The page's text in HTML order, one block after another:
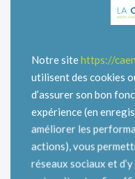
équipements
jeux,
L’entretien et la
un gardien sur site.
Notre sitehttps://
utilisent des cookies
d’assurer son bon
expérience (en
améliorer les
actions), vous
réseaux sociaux et